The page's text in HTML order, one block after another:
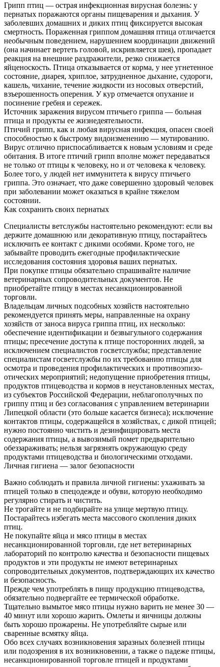
Грипп птиц — острая инфекционная вирусная болезнь: у
пернатых поражаются органы пищеварения и дыхания. У
заболевших домашних и диких птиц фиксируется высокая
смертность. Пораженная гриппом домашняя птица отличается
необычным поведением, нарушением координации движений
(она начинает вертеть головой, искривляется шея), пропадает
реакция на внешние раздражители, резко снижается
яйценоскость. Птица отказывается от корма, у нее угнетенное
состояние, диарея, хриплое, затрудненное дыхание, судороги,
кашель, чихание, течение жидкости из носовых отверстий,
взъерошенность оперения. У кур отмечается опухание и
посинение гребня и сережек.
Источник заражения вирусом птичьего гриппа — больная
птица и продукты ее жизнедеятельности.
Птичий грипп, как и любая вирусная инфекция, опасен своей
способностью к быстрому видоизменению — мутированию.
Вирус отлично приспосабливается к новым условиям и среде
обитания. В итоге птичий грипп вполне может передаваться
не только от птицы к человеку, но и от человека к человеку.
Более того, у людей нет иммунитета к вирусу птичьего
гриппа. Это означает, что даже совершенно здоровый человек
при заболевании может оказаться в крайне тяжелом
состоянии.
Как сохранить своих пернатых
Специалисты ветслужбы настоятельно рекомендуют: если вы
держите домашнюю или декоративную птицу, постарайтесь
исключить ее контакт с дикими особями. Кроме того, не
забывайте проводить ежегодные профилактические
исследования состояния здоровья ваших пернатых.
При покупке птицы обязательно спрашивайте наличие
ветеринарных сопроводительных документов. Не
приобретайте птицу в местах несанкционированной
торговли.
Владельцам личных подсобных хозяйств настоятельно
рекомендуется принять меры, направленные на охрану
хозяйств от заноса вируса гриппа птиц, их несколько:
обеспечение идентификации и безвыгульного содержания
птицы; пресечение доступа к птице посторонних людей, за
исключением специалистов госветслужбы; представление
специалистам госветслужбы по их требованию птицы для
осмотра и проведения профилактических и противоэпизо­
отических мероприятий; недопущение приобретения птицы,
продуктов птицеводства и кормов в неустановленных местах,
из субъектов Российской Федерации, неблагополучных по
гриппу птиц и без согласования с управлением ветеринарии
Липецкой области (это больше касается бизнеса); исключение
контактов птицы, содержащейся в хозяйствах, с дикой птицей;
нужно постоянно чистить и дезинфицировать места
содержания птицы, а вывозимый помет предварительно
обеззараживать; нельзя загрязнять окружающую среду
продуктами птицеводства и биологическими отходами.
Личная гигиена — залог безопасности
Важно соблюдать и правила личной гигиены: ухаживать за
птицей только в спецодежде и обуви, которую необходимо
регулярно стирать и чистить.
Не трогайте и не подбирайте на улице мертвую птицу.
Постарайтесь избегать места массового скопления диких
птиц.
Не покупайте яйца и мясо птицы в местах
несанкционированной торговли, где нет ветеринарных
лабораторий по контролю качества и безопасности пищевых
продуктов и эти продукты не имеют ветеринарных
сопроводительных документов, подтверждающих их качество
и безопасность.
Прежде чем употреблять в пищу продукцию птицеводства,
обязательно подвергайте ее термической обработке.
Тщательно вымытое мясо птицы нужно варить не менее 30 —
40 минут или хорошо жарить. Омлеты и яичницы должны
быть хорошо прожарены. Не употребляйте сырые или
сваренные всмятку яйца.
Обо всех случаях возникновения заразных болезней птицы
или подозрения в их возникновении, а также о падеже птицы,
несанкционированной торговле птицей и продуктами